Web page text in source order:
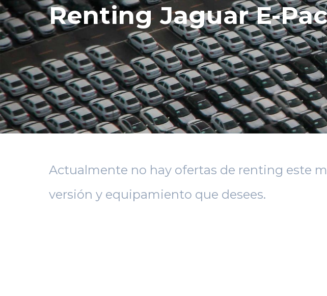
Renting Jaguar E-
Actualmente no hay ofertas de renting este
versión y equipamiento que desees.